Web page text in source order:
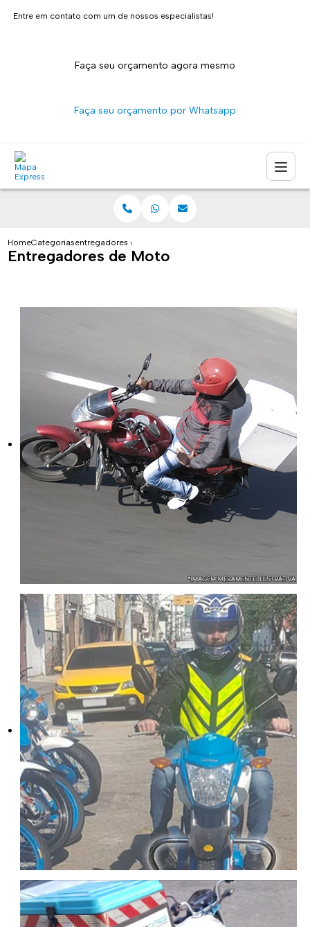
Entre em contato com um de nossos especialistas!
Faça seu orçamento agora mesmo
Faça seu orçamento por Whatsapp
HomeCategoriasentregadores de moto
Entregadores de Moto